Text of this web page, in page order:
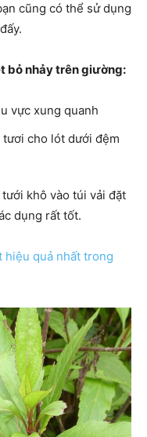
cũng có thể sử dụng
bỏ nhảy trên giường:
vực xung quanh
tươi cho lót dưới đệm
khô vào túi vải đặt
dụng rất tốt.
hiệu quả nhất trong